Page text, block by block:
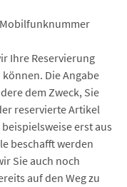
Mobilfunknummer
Ihre Reservierung
Die Angabe
dem Zweck, Sie
reservierte Artikel
erst aus
beschafft werden
Sie auch noch
auf den Weg zu